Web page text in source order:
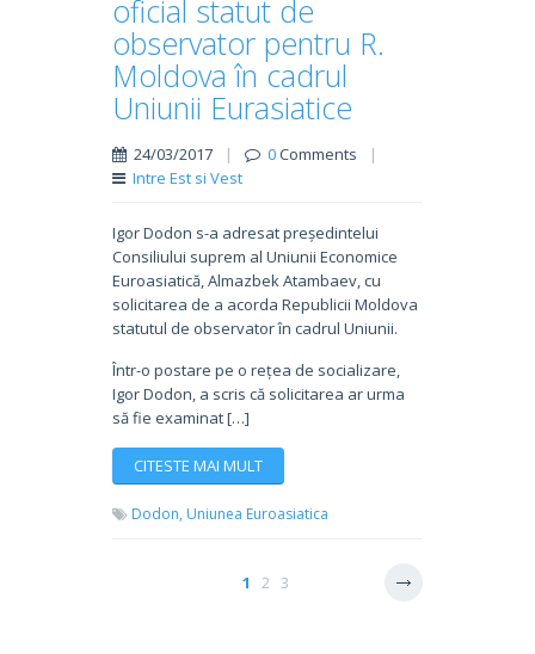
oficial statut de
observator pentru R.
Moldova în cadrul
Uniunii Eurasiatice
24/03/2017 | 0Comments
|
Intre Est si Vest
Igor Dodon s-a adresat președintelui
Consiliului suprem al Uniunii Economice
Euroasiatică, Almazbek Atambaev, cu
solicitarea de a acorda Republicii Moldova
statutul de observator în cadrul Uniunii.
Într-o postare pe o rețea de socializare,
Igor Dodon, a scris că solicitarea ar urma
să fie examinat […]
CITESTE MAI MULT
Dodon, Uniunea Euroasiatica
1 2 3